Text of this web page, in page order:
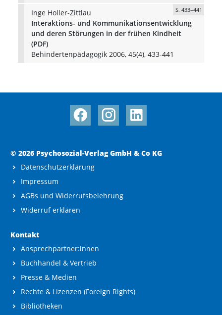
Inge Holler-Zittlau
S. 433–441
Interaktions- und Kommunikationsentwicklung
und deren Störungen in der frühen Kindheit
(PDF)
Behindertenpädagogik 2006, 45(4), 433-441
© 2026 Psychosozial-Verlag GmbH & Co KG
Datenschutzerklärung
Impressum
AGBs und Widerrufsbelehrung
Widerruf erklären
Kontakt
Ansprechpartner:innen
Buchhandel & Vertrieb
Presse & Medien
Rechte & Lizenzen (Foreign Rights)
Bibliotheken